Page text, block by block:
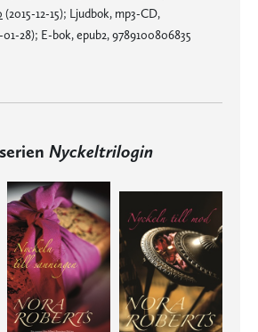
(2015-12-15); Ljudbok, mp3-CD,
01-28); E-bok, epub2, 9789100806835
Nyckeltrilogin